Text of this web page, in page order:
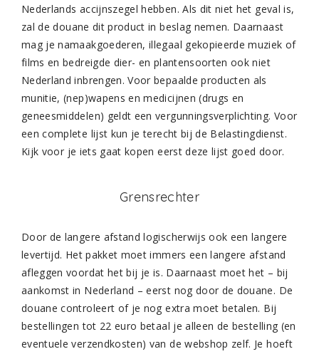
Nederlands accijnszegel hebben. Als dit niet het geval is,
zal de douane dit product in beslag nemen. Daarnaast
mag je namaakgoederen, illegaal gekopieerde muziek of
films en bedreigde dier- en plantensoorten ook niet
Nederland inbrengen. Voor bepaalde producten als
munitie, (nep)wapens en medicijnen (drugs en
geneesmiddelen) geldt een vergunningsverplichting. Voor
een complete lijst kun je terecht bij de Belastingdienst.
Kijk voor je iets gaat kopen eerst deze lijst goed door.
Grensrechter
Door de langere afstand logischerwijs ook een langere
levertijd. Het pakket moet immers een langere afstand
afleggen voordat het bij je is. Daarnaast moet het – bij
aankomst in Nederland – eerst nog door de douane. De
douane controleert of je nog extra moet betalen. Bij
bestellingen tot 22 euro betaal je alleen de bestelling (en
eventuele verzendkosten) van de webshop zelf. Je hoeft